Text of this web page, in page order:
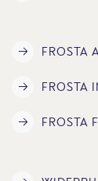
FROSTA
FROSTA
FROSTA